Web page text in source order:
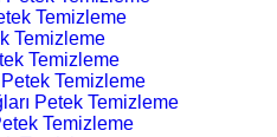
Temizleme
Temizleme
Temizleme
Temizleme
Petek Temizleme
Temizleme